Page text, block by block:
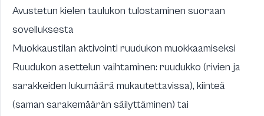
Avustetun kielen taulukon tulostaminen suoraan
sovelluksesta
Muokkaustilan aktivointi ruudukon muokkaamiseksi
Ruudukon asettelun vaihtaminen: ruudukko (rivien ja
sarakkeiden lukumäärä mukautettavissa), kiinteä
(saman sarakemäärän säilyttäminen) tai